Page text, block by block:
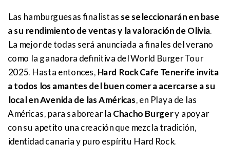
Las hamburguesas finalistas se seleccionarán en base
a su rendimiento de ventas y la valoración de Olivia.
La mejor de todas será anunciada a finales del verano
como la ganadora definitiva del World Burger Tour
2025. Hasta entonces, Hard Rock Cafe Tenerife invita
a todos los amantes del buen comer a acercarse a su
local en Avenida de las Américas, en Playa de las
Américas, para saborear la Chacho Burgery apoyar
con su apetito una creación que mezcla tradición,
identidad canaria y puro espíritu Hard Rock.